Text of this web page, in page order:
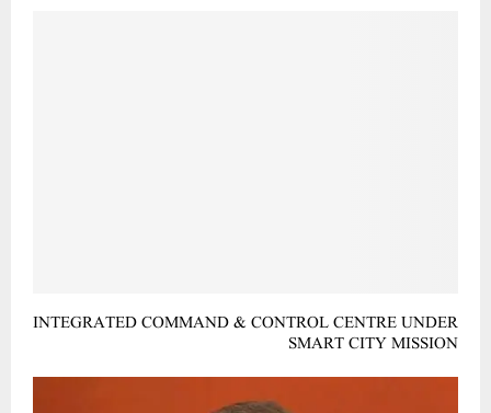
INTEGRATED COMMAND & CONTROL CENTRE UNDER
SMART CITY MISSION